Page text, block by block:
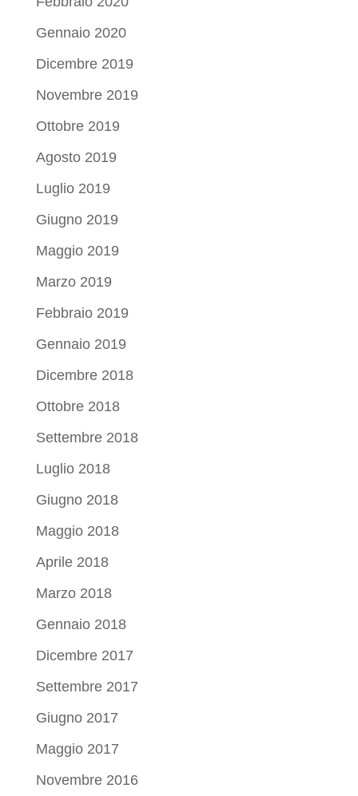
Gennaio 2020
Dicembre 2019
Novembre 2019
Ottobre 2019
Agosto 2019
Luglio 2019
Giugno 2019
Maggio 2019
Marzo 2019
Febbraio 2019
Gennaio 2019
Dicembre 2018
Ottobre 2018
Settembre 2018
Luglio 2018
Giugno 2018
Maggio 2018
Aprile 2018
Marzo 2018
Gennaio 2018
Dicembre 2017
Settembre 2017
Giugno 2017
Maggio 2017
Novembre 2016